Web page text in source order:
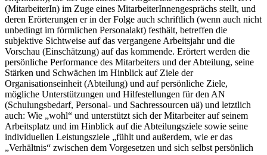
(MitarbeiterIn) im Zuge eines MitarbeiterInnengesprächs stellt, und
deren Erörterungen er in der Folge auch schriftlich (wenn auch nicht
unbedingt im förmlichen Personalakt) festhält, betreffen die
subjektive Sichtweise auf das vergangene Arbeitsjahr und die
Vorschau (Einschätzung) auf das kommende. Erörtert werden die
persönliche Performance des Mitarbeiters und der Abteilung, seine
Stärken und Schwächen im Hinblick auf Ziele der
Organisationseinheit (Abteilung) und auf persönliche Ziele,
mögliche Unterstützungen und Hilfestellungen für den AN
(Schulungsbedarf, Personal- und Sachressourcen uä) und letztlich
auch: Wie „wohl“ und unterstützt sich der Mitarbeiter auf seinem
Arbeitsplatz und im Hinblick auf die Abteilungsziele sowie seine
individuellen Leistungsziele „fühlt und außerdem, wie er das
„Verhältnis“ zwischen dem Vorgesetzen und sich selbst persönlich